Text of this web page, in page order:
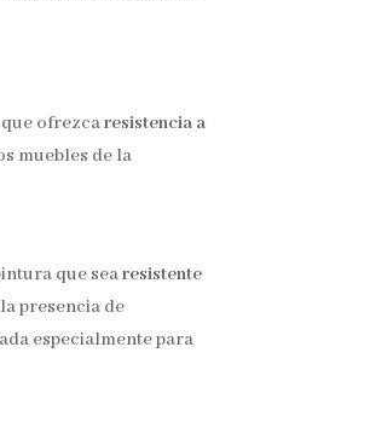
ofrezcaresistencia a
muebles de la
que searesistente
presencia de
especialmente para